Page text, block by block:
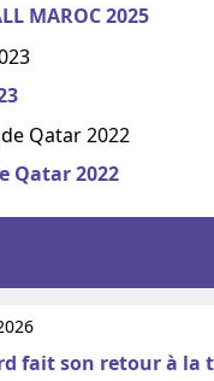
MAROC 2025
Qatar 2022
fait son retour à la